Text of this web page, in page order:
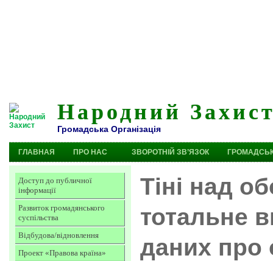
Народний
Громадська Організація
ГЛАВНАЯ ПРО НАС ЗВОРОТНІЙ ЗВ’ЯЗОК
Доступ до публичної
інформації
Развиток громадянського
суспільства
Відбудова/відновлення
Проект «Правова країна»
Тіні над
тотальне
даних про